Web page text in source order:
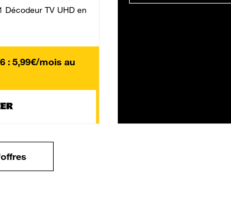
Décodeur TV UHD en
: 5,99€/mois au